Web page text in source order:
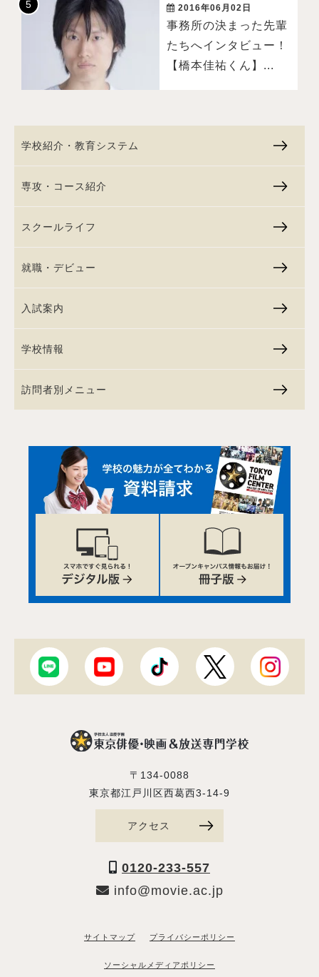
2016年06月02日
事務所の決まった先輩
たちへインタビュー！
【橋本佳祐くん】...
学校紹介・教育システム
専攻・コース紹介
スクールライフ
就職・デビュー
入試案内
学校情報
訪問者別メニュー
〒134-0088
東京都江戸川区西葛西3-14-9
アクセス
0120-233-557
info@movie.ac.jp
サイトマップ プライバシーポリシー
ソーシャルメディアポリシー